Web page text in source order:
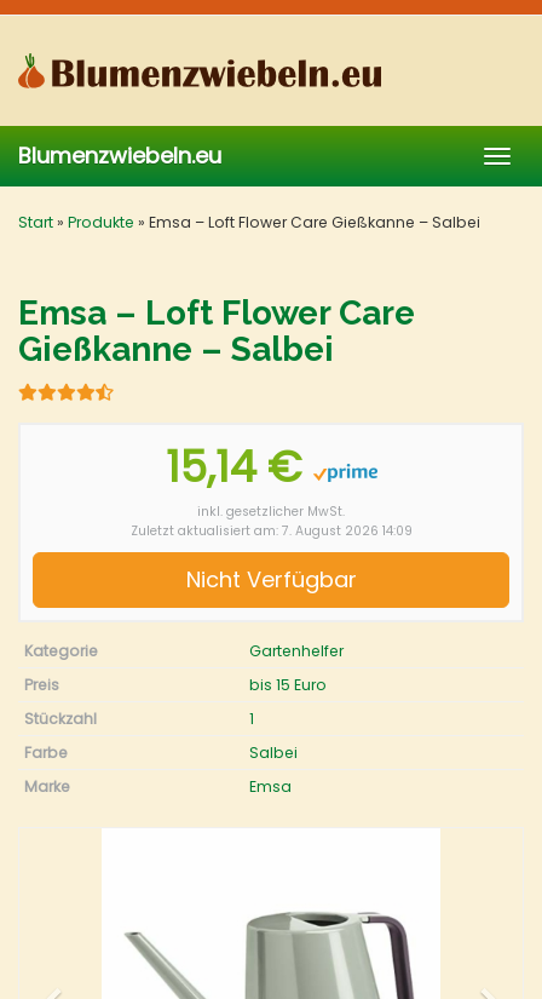
Skip
main
content
Blumenzwiebeln.eu
Start» Produkte » Emsa – Loft Flower Care Gießkanne – Salbei
Emsa – Loft Flower Care
Gießkanne – Salbei
15,14 €
inkl. gesetzlicher MwSt.
Zuletzt aktualisiert am: 7. August 2026 14:09
Nicht Verfügbar
Kategorie
Gartenhelfer
Preis
bis 15 Euro
Stückzahl
1
Farbe
Salbei
Marke
Emsa